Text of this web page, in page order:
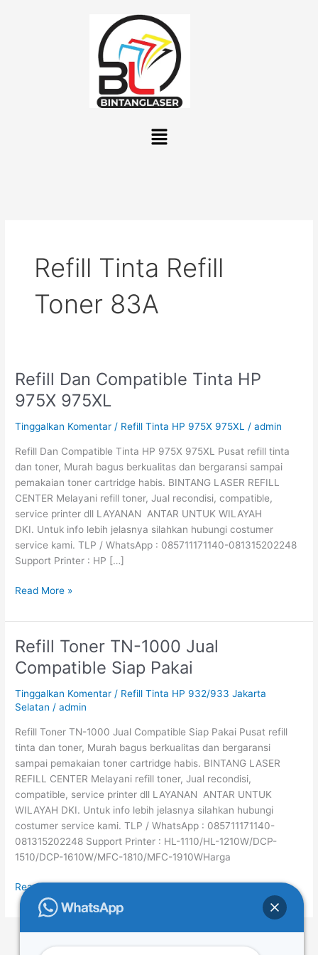
Menu
Refill Tinta Refill
Toner 83A
Refill Dan Compatible Tinta HP
975X 975XL
Tinggalkan Komentar / Refill Tinta HP 975X 975XL /admin
Refill Dan Compatible Tinta HP 975X 975XL Pusat refill tinta
dan toner, Murah bagus berkualitas dan bergaransi sampai
pemakaian toner cartridge habis. BINTANG LASER REFILL
CENTER Melayani refill toner, Jual recondisi, compatible,
service printer dll LAYANAN ANTAR UNTUK WILAYAH
DKI. Untuk info lebih jelasnya silahkan hubungi costumer
service kami. TLP / WhatsApp : 085711171140-081315202248
Support Printer : HP […]
Refill
Dan
Compatible
Tinta
975X
975XL
Read More »
Refill Toner TN-1000 Jual
Compatible Siap Pakai
Tinggalkan Komentar / Refill Tinta HP 932/933 Jakarta
Selatan /admin
Refill Toner TN-1000 Jual Compatible Siap Pakai Pusat refill
tinta dan toner, Murah bagus berkualitas dan bergaransi
sampai pemakaian toner cartridge habis. BINTANG LASER
REFILL CENTER Melayani refill toner, Jual recondisi,
compatible, service printer dll LAYANAN ANTAR UNTUK
WILAYAH DKI. Untuk info lebih jelasnya silahkan hubungi
costumer service kami. TLP / WhatsApp : 085711171140-
081315202248 Support Printer : HL-1110/HL-1210W/DCP-
1510/DCP-1610W/MFC-1810/MFC-1910WHarga
Refill
Toner
TN-
1000
Jual
Siap
Pakai
Read More »
Previous 1 2 3